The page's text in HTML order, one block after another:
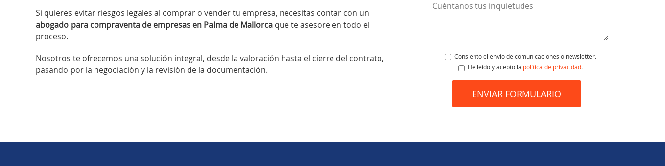
Si quieres evitar riesgos legales al comprar o vender tu empresa, necesitas contar con un
abogado para compraventa de empresas en Palma de Mallorca que te asesore en todo el
proceso.
Nosotros te ofrecemos una solución integral, desde la valoración hasta el cierre del contrato,
pasando por la negociación y la revisión de la documentación.
Consiento el envío de comunicaciones o newsletter.
He leído y acepto la política de privacidad.